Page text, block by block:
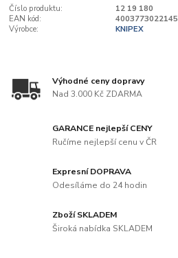
Číslo produktu:
12 19 180
EAN kód:
4003773022145
Výrobce:
KNIPEX
Výhodné ceny dopravy
Nad 3.000 Kč ZDARMA
GARANCE nejlepší CENY
Ručíme nejlepší cenu v ČR
Expresní DOPRAVA
Odesíláme do 24 hodin
Zboží SKLADEM
Široká nabídka SKLADEM